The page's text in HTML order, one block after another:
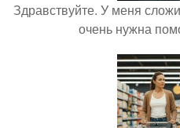
Здравствуйте. У меня
очень нужна